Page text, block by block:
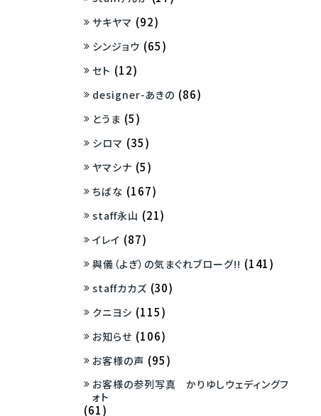
サキヤマ (92)
シンジョウ (65)
セト (12)
designer-あきの (86)
とうま (5)
シロマ (35)
ヤマシナ (5)
ちばな (167)
staff永山 (21)
イレイ (87)
與儀（よぎ）の気まぐれブローグ!! (141)
staffカカズ (30)
クニヨシ (115)
お知らせ (106)
お客様の声 (95)
お客様の参列写真 かりゆしウェディングフ
ォト
(61)